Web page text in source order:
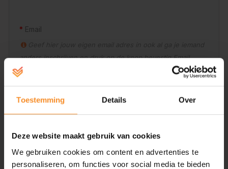
Toestemming Details Over
Deze website maakt gebruik van cookies
We gebruiken cookies om content en advertenties te
personaliseren, om functies voor social media te bieden
Email
anders inschrijven en druk op de knop bevestig Email
Bevestig Email
iedereen in 1 keer betalen